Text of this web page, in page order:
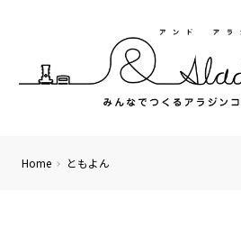
Home ともよん